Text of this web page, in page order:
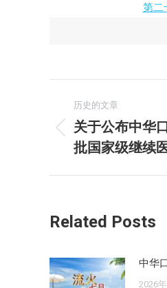
第二
章
航
历史的文章
历
史
的
关于公布中华
批国家级继续
Related Posts
中华
2026